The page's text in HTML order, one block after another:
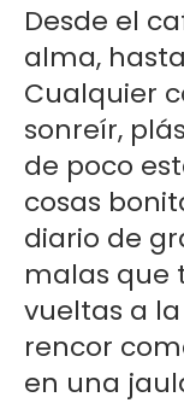
Desde el
alma,
Cualquier
sonreír,
de poco
cosas
diario de
malas que
vueltas a
rencor
en una